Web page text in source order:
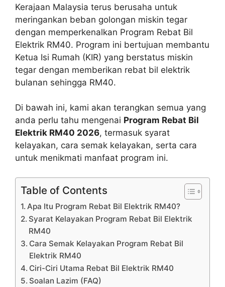
Kerajaan Malaysia terus berusaha untuk
meringankan beban golongan miskin tegar
dengan memperkenalkan Program Rebat Bil
Elektrik RM40. Program ini bertujuan membantu
Ketua Isi Rumah (KIR) yang berstatus miskin
tegar dengan memberikan rebat bil elektrik
bulanan sehingga RM40.
Di bawah ini, kami akan terangkan semua yang
anda perlu tahu mengenai Program Rebat Bil
Elektrik RM40 2026, termasuk syarat
kelayakan, cara semak kelayakan, serta cara
untuk menikmati manfaat program ini.
Table of Contents
Apa Itu Program Rebat Bil Elektrik RM40?
Syarat Kelayakan Program Rebat Bil Elektrik
RM40
Cara Semak Kelayakan Program Rebat Bil
Elektrik RM40
Ciri-Ciri Utama Rebat Bil Elektrik RM40
Soalan Lazim (FAQ)